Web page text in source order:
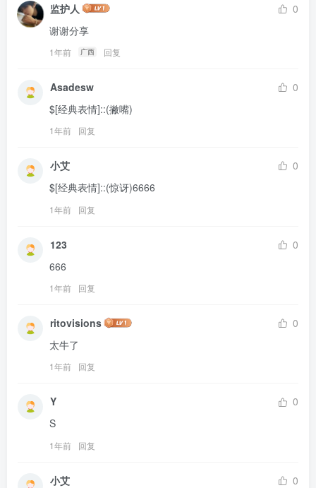
监护人
0
谢谢分享
1年前 广西 回复
Asadesw
0
$[经典表情]::(撇嘴)
1年前 回复
小艾
0
$[经典表情]::(惊讶)6666
1年前 回复
123
0
666
1年前 回复
ritovisions
0
太牛了
1年前 回复
Y
0
S
1年前 回复
小艾
0